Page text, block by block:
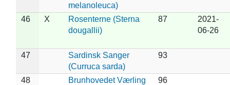
melanoleuca)
46 X
Rosenterne (Sterna
dougallii)
87
2021-
06-26
47
Sardinsk Sanger
(Curruca sarda)
93
48
Brunhovedet Værling
96